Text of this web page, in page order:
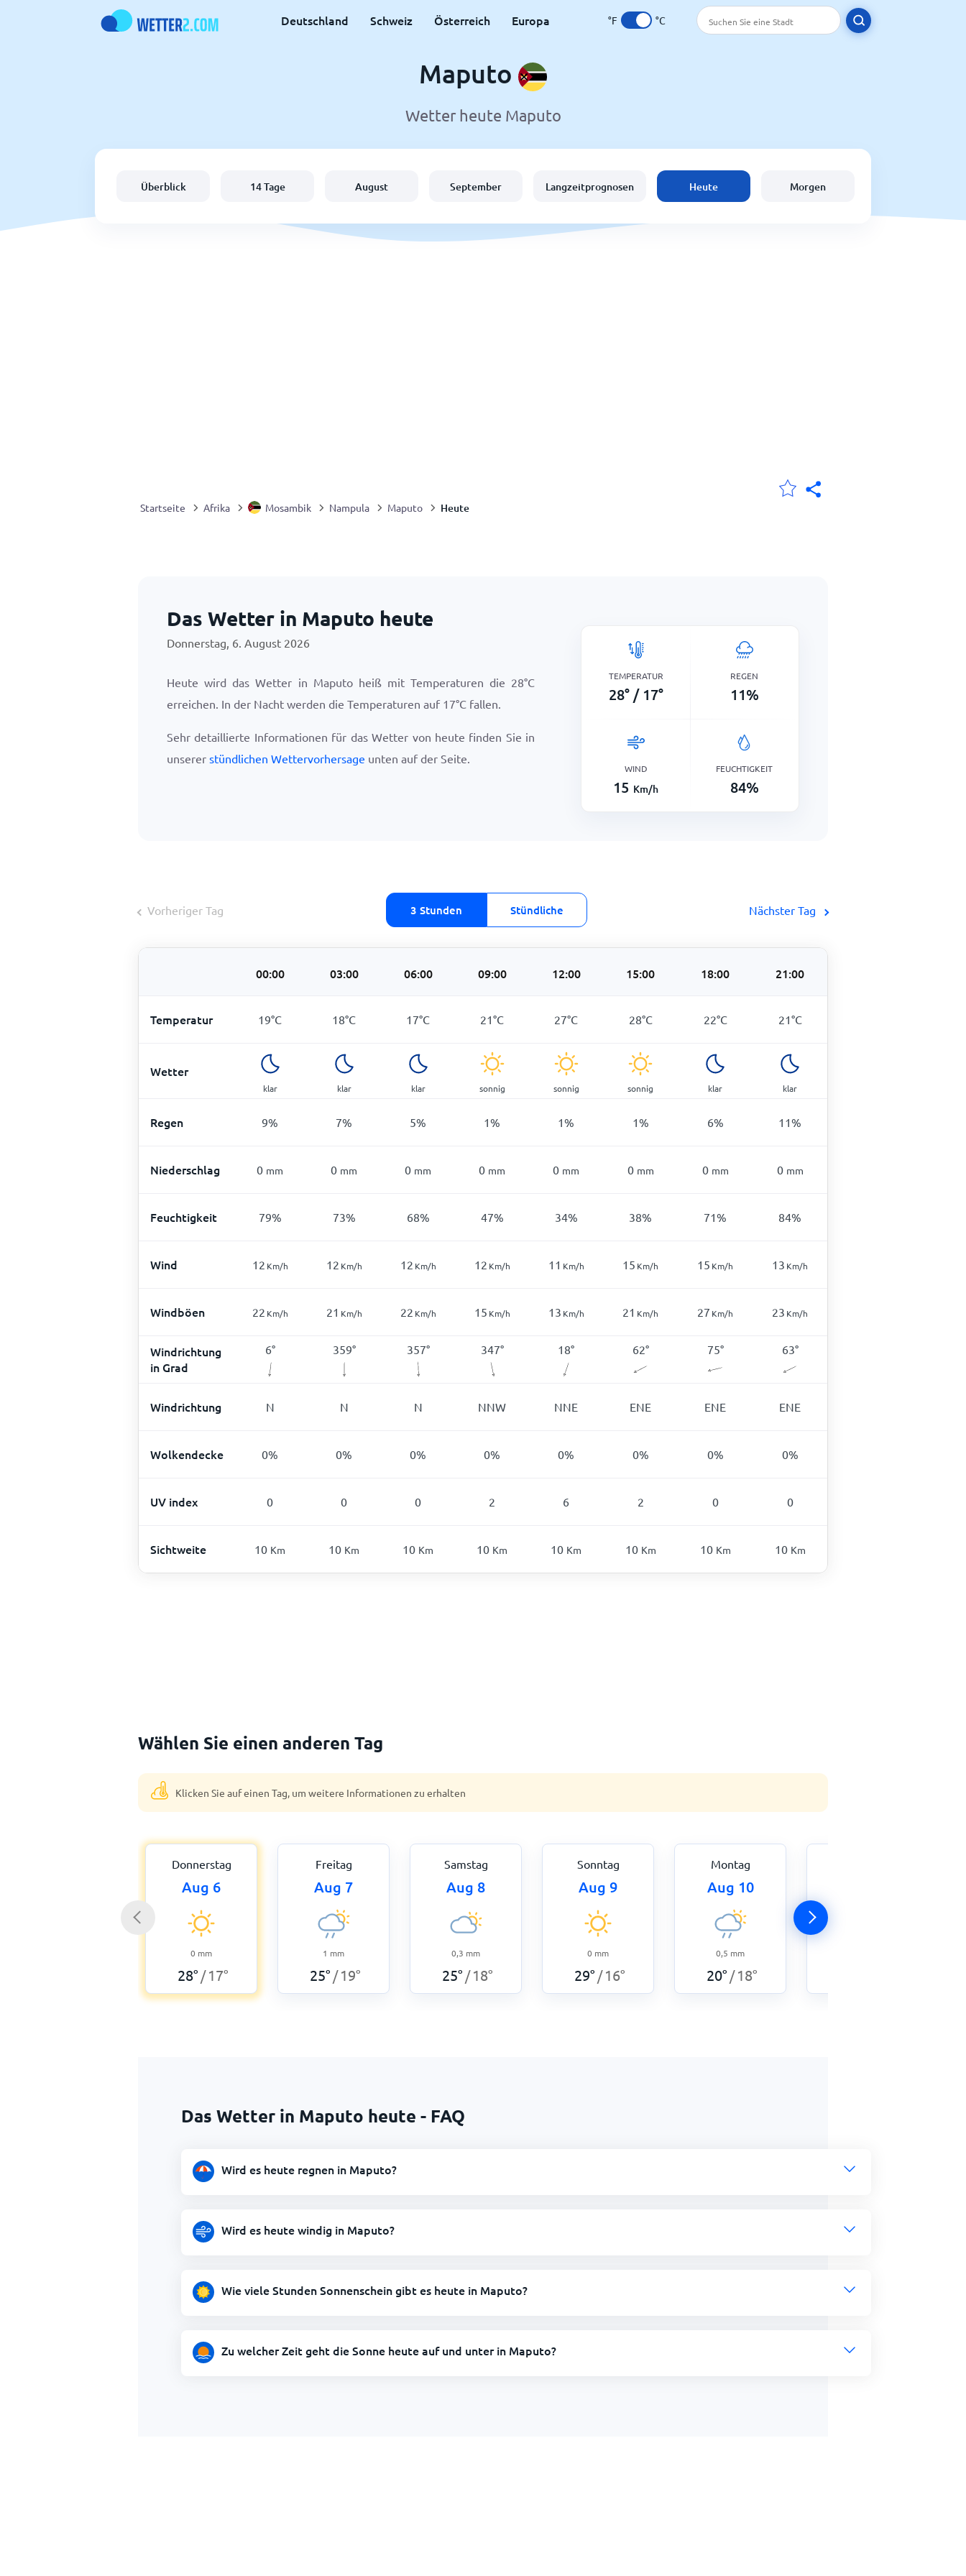
Deutschland Schweiz Österreich Europa °F °C
Maputo
Wetter heute Maputo
Überblick 14 Tage August September Langzeitprognosen Heute Morgen
Startseite Afrika Mosambik Nampula Maputo Heute
Das Wetter in Maputo heute
Donnerstag, 6. August 2026
Heute wird das Wetter in Maputo heiß mit Temperaturen die 28°C
erreichen. In der Nacht werden die Temperaturen auf 17°C fallen.
Sehr detaillierte Informationen für das Wetter von heute finden Sie in
unserer stündlichen Wettervorhersage unten auf der Seite.
TEMPERATUR
28° / 17°
REGEN
11%
WIND
15 Km/h
FEUCHTIGKEIT
84%
Vorheriger Tag 3 Stunden Stündliche Nächster Tag
00:00 03:00 06:00 09:00 12:00 15:00 18:00 21:00
Temperatur 19°C 18°C 17°C 21°C 27°C 28°C 22°C 21°C
Wetter
klar klar klar sonnig sonnig sonnig klar klar
Regen 9% 7% 5% 1% 1% 1% 6% 11%
Niederschlag 0 mm 0 mm 0 mm 0 mm 0 mm 0 mm 0 mm 0 mm
Feuchtigkeit 79% 73% 68% 47% 34% 38% 71% 84%
Wind 12 Km/h 12 Km/h 12 Km/h 12 Km/h 11 Km/h 15 Km/h 15 Km/h 13 Km/h
Windböen 22 Km/h 21 Km/h 22 Km/h 15 Km/h 13 Km/h 21 Km/h 27 Km/h 23 Km/h
Windrichtung
in Grad
6° 359° 357° 347° 18° 62° 75° 63°
Windrichtung N N N NNW NNE ENE ENE ENE
Wolkendecke 0% 0% 0% 0% 0% 0% 0% 0%
UV index 0 0 0 2 6 2 0 0
Sichtweite 10 Km 10 Km 10 Km 10 Km 10 Km 10 Km 10 Km 10 Km
Wählen Sie einen anderen Tag
Klicken Sie auf einen Tag, um weitere Informationen zu erhalten
Donnerstag
Aug 6
0 mm
28° / 17°
Freitag
Aug 7
1 mm
25° / 19°
Samstag
Aug 8
0,3 mm
25° / 18°
Sonntag
Aug 9
0 mm
29° / 16°
Montag
Aug 10
0,5 mm
20° / 18°
Das Wetter in Maputo heute - FAQ
Wird es heute regnen in Maputo?
Wird es heute windig in Maputo?
Wie viele Stunden Sonnenschein gibt es heute in Maputo?
Zu welcher Zeit geht die Sonne heute auf und unter in Maputo?